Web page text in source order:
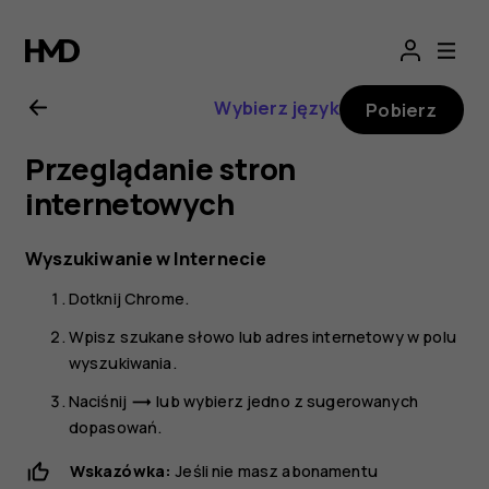
Nokia
X30
5G
—
instrukcja
obsługi
Wybierz język Pobierz
Przeglądanie stron
internetowych
Wyszukiwanie w Internecie
DotknijChrome.
Wpisz szukane słowo lub adres internetowy w polu
wyszukiwania.
Naciśnij trending_flat lub wybierz jedno z sugerowanych
dopasowań.
Wskazówka: Jeśli nie masz abonamentu